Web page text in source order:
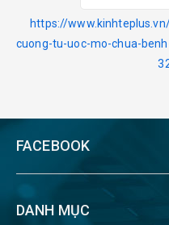
https://
cuong-tu-uoc-mo-chua-
FACEBOOK
DANH MỤC